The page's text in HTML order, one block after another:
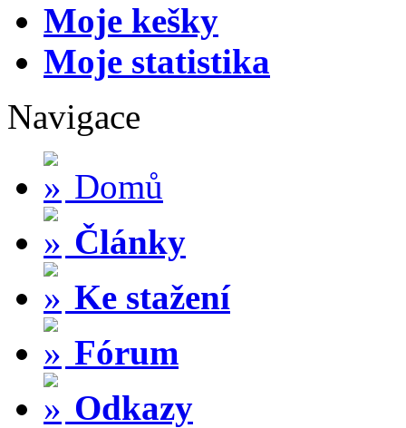
Moje kešky
Moje statistika
Navigace
Domů
Články
Ke stažení
Fórum
Odkazy